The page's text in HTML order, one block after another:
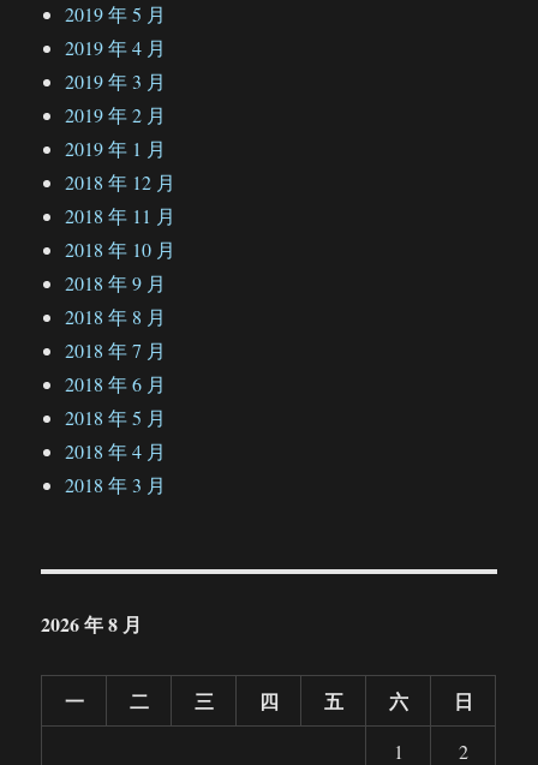
2019 年 5 月
2019 年 4 月
2019 年 3 月
2019 年 2 月
2019 年 1 月
2018 年 12 月
2018 年 11 月
2018 年 10 月
2018 年 9 月
2018 年 8 月
2018 年 7 月
2018 年 6 月
2018 年 5 月
2018 年 4 月
2018 年 3 月
2026 年 8 月
一 二 三 四 五 六 日
1
2